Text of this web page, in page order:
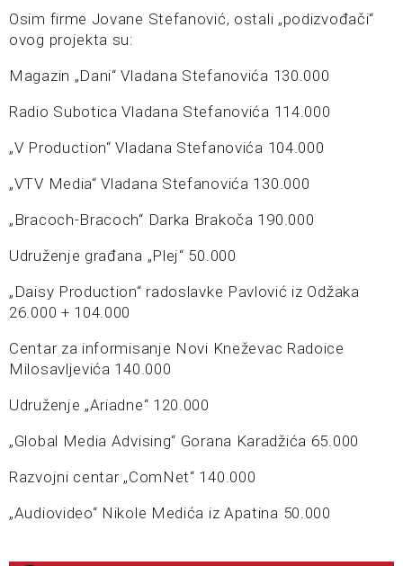
Osim firme Jovane Stefanović, ostali „podizvođači“
ovog projekta su:
Magazin „Dani“ Vladana Stefanovića 130.000
Radio Subotica Vladana Stefanovića 114.000
„V Production“ Vladana Stefanovića 104.000
„VTV Media“ Vladana Stefanovića 130.000
„Bracoch-Bracoch“ Darka Brakoča 190.000
Udruženje građana „Plej“ 50.000
„Daisy Production“ radoslavke Pavlović iz Odžaka
26.000 + 104.000
Centar za informisanje Novi Kneževac Radoice
Milosavljevića 140.000
Udruženje „Ariadne“ 120.000
„Global Media Advising“ Gorana Karadžića 65.000
Razvojni centar „ComNet“ 140.000
„Audiovideo“ Nikole Medića iz Apatina 50.000